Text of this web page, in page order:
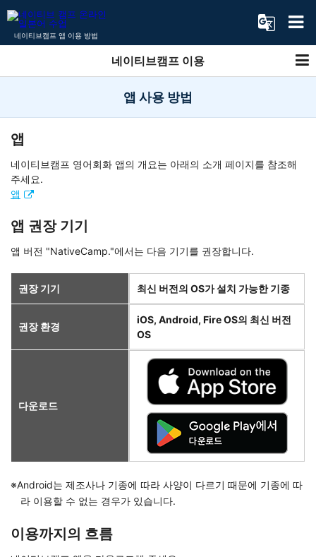
네이티브캠프 앱 이용 방법
네이티브캠프 이용
앱 사용 방법
앱
네이티브캠프 영어회화 앱의 개요는 아래의 소개 페이지를 참조해
주세요.
앱
앱 권장 기기
앱 버전 "NativeCamp."에서는 다음 기기를 권장합니다.
권장 기기 최신 버전의 OS가 설치 가능한 기종
권장 환경
iOS, Android, Fire OS의 최신 버전
OS
다운로드
Android는 제조사나 기종에 따라 사양이 다르기 때문에 기종에 따
라 이용할 수 없는 경우가 있습니다.
이용까지의 흐름